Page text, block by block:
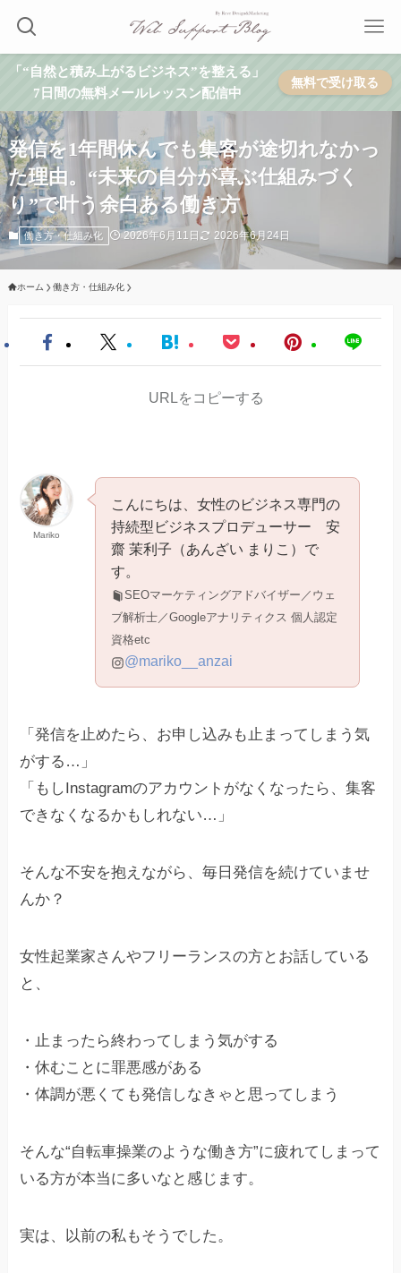
「“自然と積み上がるビジネス”を整える」
7日間の無料メールレッスン配信中
無料で受け取る
発信を1年間休んでも集客が途切れなかっ
た理由。“未来の自分が喜ぶ仕組みづく
り”で叶う余白ある働き方
働き方・仕組み化 2026年6月11日 2026年6月24日
ホーム 働き方・仕組み化
URLをコピーする
Mariko
こんにちは、女性のビジネス専門の
持続型ビジネスプロデューサー 安
齋 茉利子（あんざい まりこ）で
す。
SEOマーケティングアドバイザー／ウェ
ブ解析士／Googleアナリティクス 個人認定
資格etc
@mariko__anzai
「発信を止めたら、お申し込みも止まってしまう気
がする…」
「もしInstagramのアカウントがなくなったら、集客
できなくなるかもしれない…」
そんな不安を抱えながら、毎日発信を続けていませ
んか？
女性起業家さんやフリーランスの方とお話している
と、
・止まったら終わってしまう気がする
・休むことに罪悪感がある
・体調が悪くても発信しなきゃと思ってしまう
そんな“自転車操業のような働き方”に疲れてしまって
いる方が本当に多いなと感じます。
実は、以前の私もそうでした。